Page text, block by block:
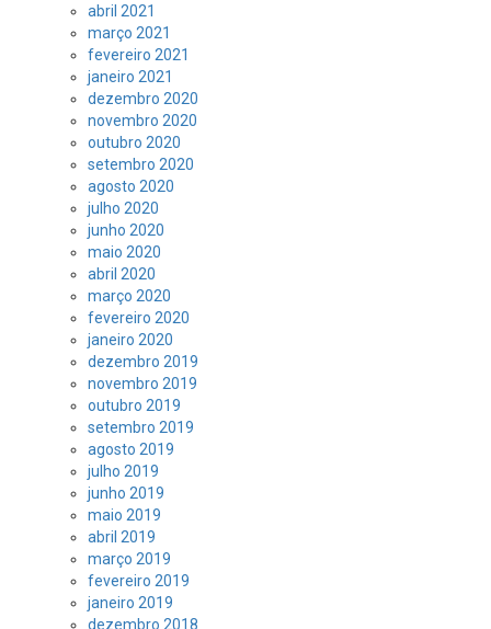
abril 2021
março 2021
fevereiro 2021
janeiro 2021
dezembro 2020
novembro 2020
outubro 2020
setembro 2020
agosto 2020
julho 2020
junho 2020
maio 2020
abril 2020
março 2020
fevereiro 2020
janeiro 2020
dezembro 2019
novembro 2019
outubro 2019
setembro 2019
agosto 2019
julho 2019
junho 2019
maio 2019
abril 2019
março 2019
fevereiro 2019
janeiro 2019
dezembro 2018